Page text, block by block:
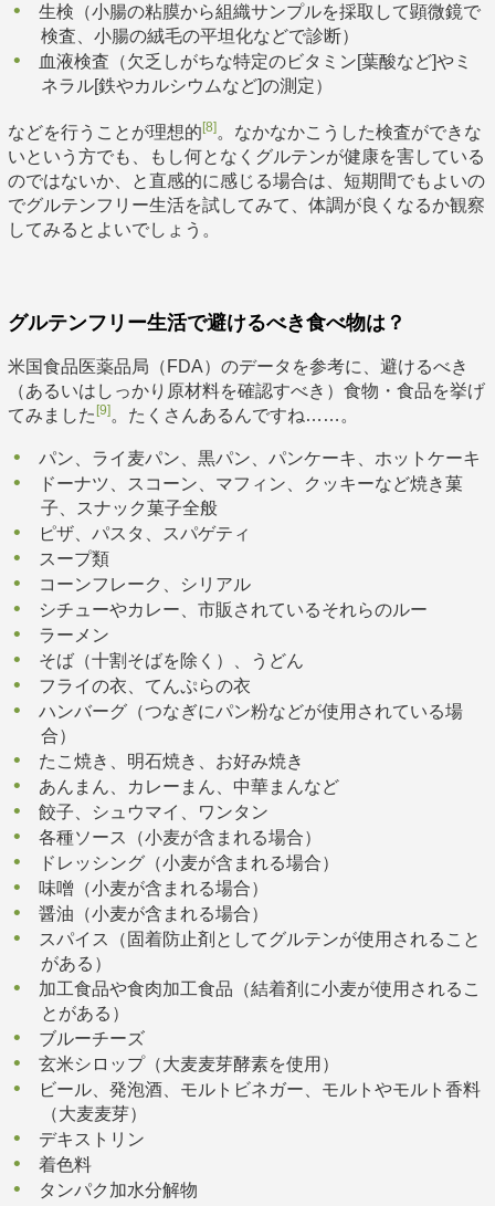
生検（小腸の粘膜から組織サンプルを採取して顕微鏡で
検査、小腸の絨毛の平坦化などで診断）
血液検査（欠乏しがちな特定のビタミン[葉酸など]やミ
ネラル[鉄やカルシウムなど]の測定）
などを行うことが理想的 [8]。なかなかこうした検査ができな
いという方でも、もし何となくグルテンが健康を害している
のではないか、と直感的に感じる場合は、短期間でもよいの
でグルテンフリー生活を試してみて、体調が良くなるか観察
してみるとよいでしょう。
グルテンフリー生活で避けるべき食べ物は？
米国食品医薬品局（FDA）のデータを参考に、避けるべき
（あるいはしっかり原材料を確認すべき）食物・食品を挙げ
てみました [9]。たくさんあるんですね……。
パン、ライ麦パン、黒パン、パンケーキ、ホットケーキ
ドーナツ、スコーン、マフィン、クッキーなど焼き菓
子、スナック菓子全般
ピザ、パスタ、スパゲティ
スープ類
コーンフレーク、シリアル
シチューやカレー、市販されているそれらのルー
ラーメン
そば（十割そばを除く）、うどん
フライの衣、てんぷらの衣
ハンバーグ（つなぎにパン粉などが使用されている場
合）
たこ焼き、明石焼き、お好み焼き
あんまん、カレーまん、中華まんなど
餃子、シュウマイ、ワンタン
各種ソース（小麦が含まれる場合）
ドレッシング（小麦が含まれる場合）
味噌（小麦が含まれる場合）
醤油（小麦が含まれる場合）
スパイス（固着防止剤としてグルテンが使用されること
がある）
加工食品や食肉加工食品（結着剤に小麦が使用されるこ
とがある）
ブルーチーズ
玄米シロップ（大麦麦芽酵素を使用）
ビール、発泡酒、モルトビネガー、モルトやモルト香料
（大麦麦芽）
デキストリン
着色料
タンパク加水分解物